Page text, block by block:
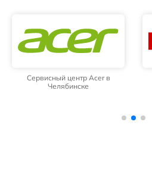
Сервисный центр Acer в
Челябинске